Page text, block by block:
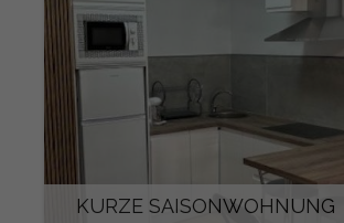
KURZE SAISONWOHNUNG